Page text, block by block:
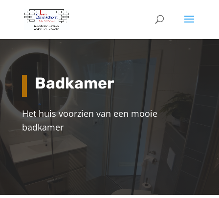
Badkamer
Het huis voorzien van een mooie
badkamer